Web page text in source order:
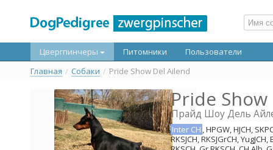
Цвергпинчеры Питомники
Пользователи
Главная / Собаки / Pride Show Del Ailend
Pride
Прайд Шоу Дель
Inter CH , HPGW, HJCH,
RKSJCH, RKSJGrCH,